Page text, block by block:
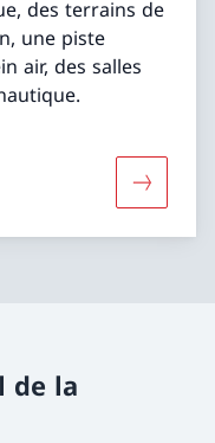
des terrains de
une piste
air, des salles
de la